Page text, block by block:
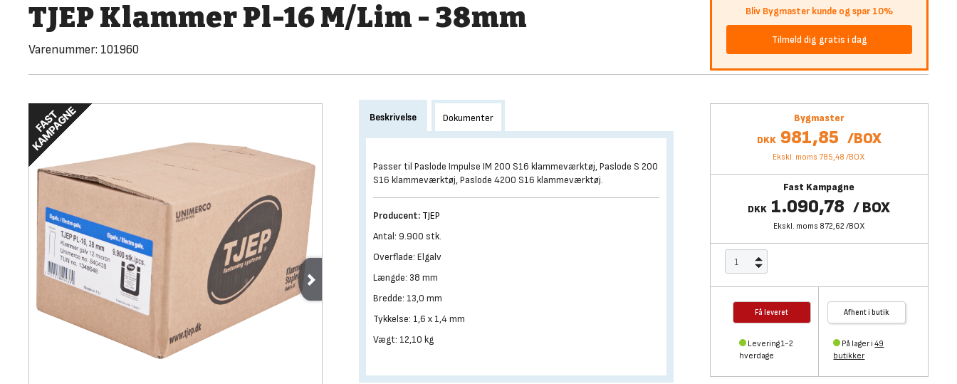
TJEP Klammer Pl-16 M/Lim - 38mm
Varenummer: 101960
Bliv Bygmaster kunde og spar 10%
Tilmeld dig gratis i dag
Bygmaster
DKK 981,85 /BOX
Ekskl. moms 785,48 /BOX
Fast Kampagne
DKK 1.090,78 /BOX
Ekskl. moms 872,62 /BOX
Få leveret
Levering 1-2
hverdage
Afhent i butik
På lager i49
butikker
Beskrivelse Dokumenter
Passer til Paslode Impulse IM 200 S16 klammeværktøj, Paslode S 200
S16 klammeværktøj, Paslode 4200 S16 klammeværktøj.
Producent: TJEP
Antal: 9.900 stk.
Overflade: Elgalv
Længde: 38 mm
Bredde: 13,0 mm
Tykkelse: 1,6 x 1,4 mm
Vægt: 12,10 kg